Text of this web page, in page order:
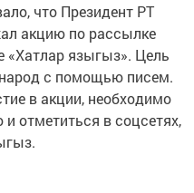
что Президент РТ
акцию по рассылке
«Хатлар языгыз». Цель
с помощью писем.
в акции, необходимо
отметиться в соцсетях,